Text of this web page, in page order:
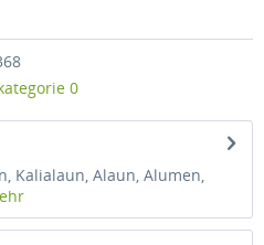
0
Kalialaun, Alaun, Alumen,